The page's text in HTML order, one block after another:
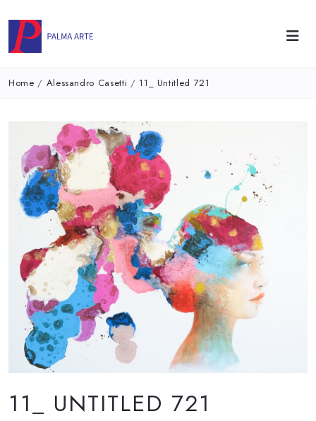
Home / Alessandro Casetti / 11_ Untitled 721
11_ UNTITLED 721